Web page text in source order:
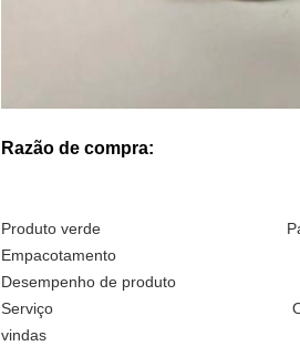
Razão de compra:
Produto verde País
Empacotamento
Desempenho de
Serviço Os moldes
vindas